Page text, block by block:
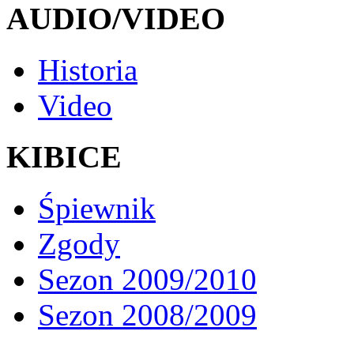
AUDIO/VIDEO
Historia
Video
KIBICE
Śpiewnik
Zgody
Sezon 2009/2010
Sezon 2008/2009